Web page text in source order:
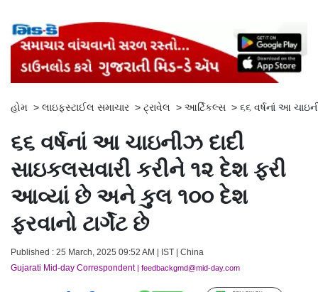
હોમ > લાઇફસ્ટાઈલ સમાચાર > ટ્રાવેલ > આર્ટિકલ્સ > ૬૬ વર્ષનાં આ
૬૬ વર્ષનાં આ ચાઇનીઝ દાદી
સાઇકલસવારી કરીને ૧૨ દેશ ફરી
આવ્યાં છે અને કુલ ૧૦૦ દેશ
ફરવાનો ટાર્ગેટ છે
Published : 25 March, 2025 09:52 AM | IST | China
Gujarati Mid-day Correspondent| feedbackgmd@mid-day.com